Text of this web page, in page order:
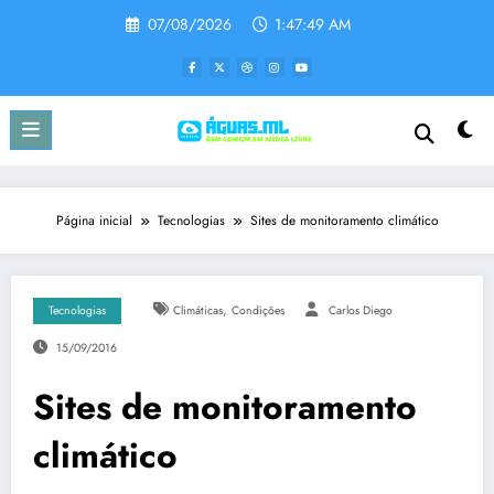
07/08/2026 1:47:49 AM
Página inicial Tecnologias Sites de monitoramento climático
Tecnologias Climáticas, Condições Carlos Diego
15/09/2016
Sites de monitoramento
climático